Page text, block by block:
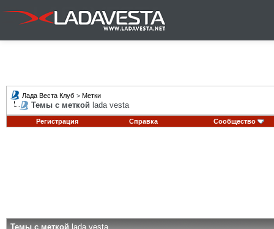
Лада Веста Клуб > Метки
Темы с меткой lada vesta
Регистрация Справка Сообщество
Темы с меткой lada vesta